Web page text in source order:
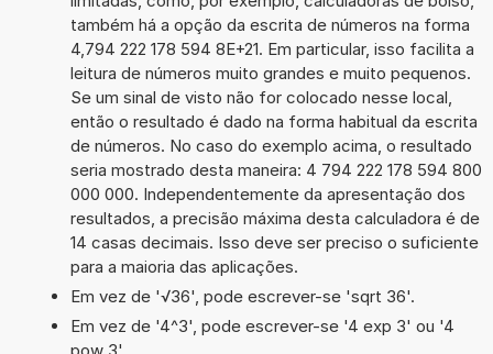
também há a opção da escrita de números na forma
4,794 222 178 594 8E+21. Em particular, isso facilita a
leitura de números muito grandes e muito pequenos.
Se um sinal de visto não for colocado nesse local,
então o resultado é dado na forma habitual da escrita
de números. No caso do exemplo acima, o resultado
seria mostrado desta maneira: 4 794 222 178 594 800
000 000. Independentemente da apresentação dos
resultados, a precisão máxima desta calculadora é de
14 casas decimais. Isso deve ser preciso o suficiente
para a maioria das aplicações.
Em vez de '√36', pode escrever-se 'sqrt 36'.
Em vez de '4^3', pode escrever-se '4 exp 3' ou '4
pow 3'.